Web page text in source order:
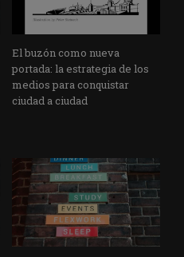
El buzón como nueva
portada: la estrategia de los
medios para conquistar
ciudad a ciudad